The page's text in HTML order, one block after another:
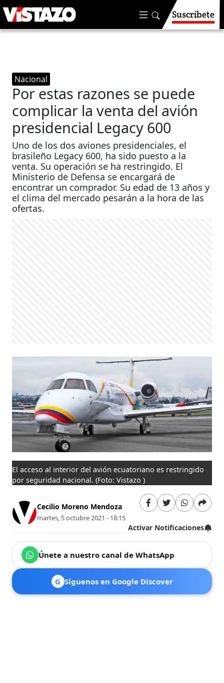
Suscríbete
Nacional
Por estas razones se puede
complicar la venta del avión
presidencial Legacy 600
Uno de los dos aviones presidenciales, el
brasileño Legacy 600, ha sido puesto a la
venta. Su operación se ha restringido. El
Ministerio de Defensa se encargará de
encontrar un comprador. Su edad de 13 años y
el clima del mercado pesarán a la hora de las
ofertas.
El acceso al interior del avión ecuatoriano es restringido
por seguridad nacional.(Foto: Vistazo )
Cecilio Moreno Mendoza
martes, 5 octubre 2021 - 18:15
Activar Notificaciones
Únete a nuestro canal de WhatsApp
G Síguenos en Google Discover